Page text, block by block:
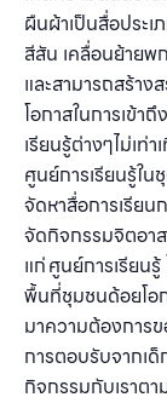
ผืนผ้าเป็นสื่อประเ
สีสัน เคลื่อนย้ายพ
และสามารถสร้า
โอกาสในการเข้า
เรียนรู้ต่างๆไม่เ
ศูนย์การเรียนรู้ใ
จัดหาสื่อการเรีย
จัดกิจกรรมจิตอาส
แก่ ศูนย์การเรียน
พื้นที่ชุมชนด้อยโอ
มาความต้องการ
การตอบรับจากเด็
กิจกรรมกับเราต